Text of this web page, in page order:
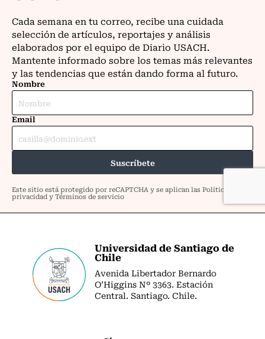
Universidad de Santiago de
Chile
Avenida Libertador Bernardo
O’Higgins Nº 3363. Estación
Central. Santiago. Chile.